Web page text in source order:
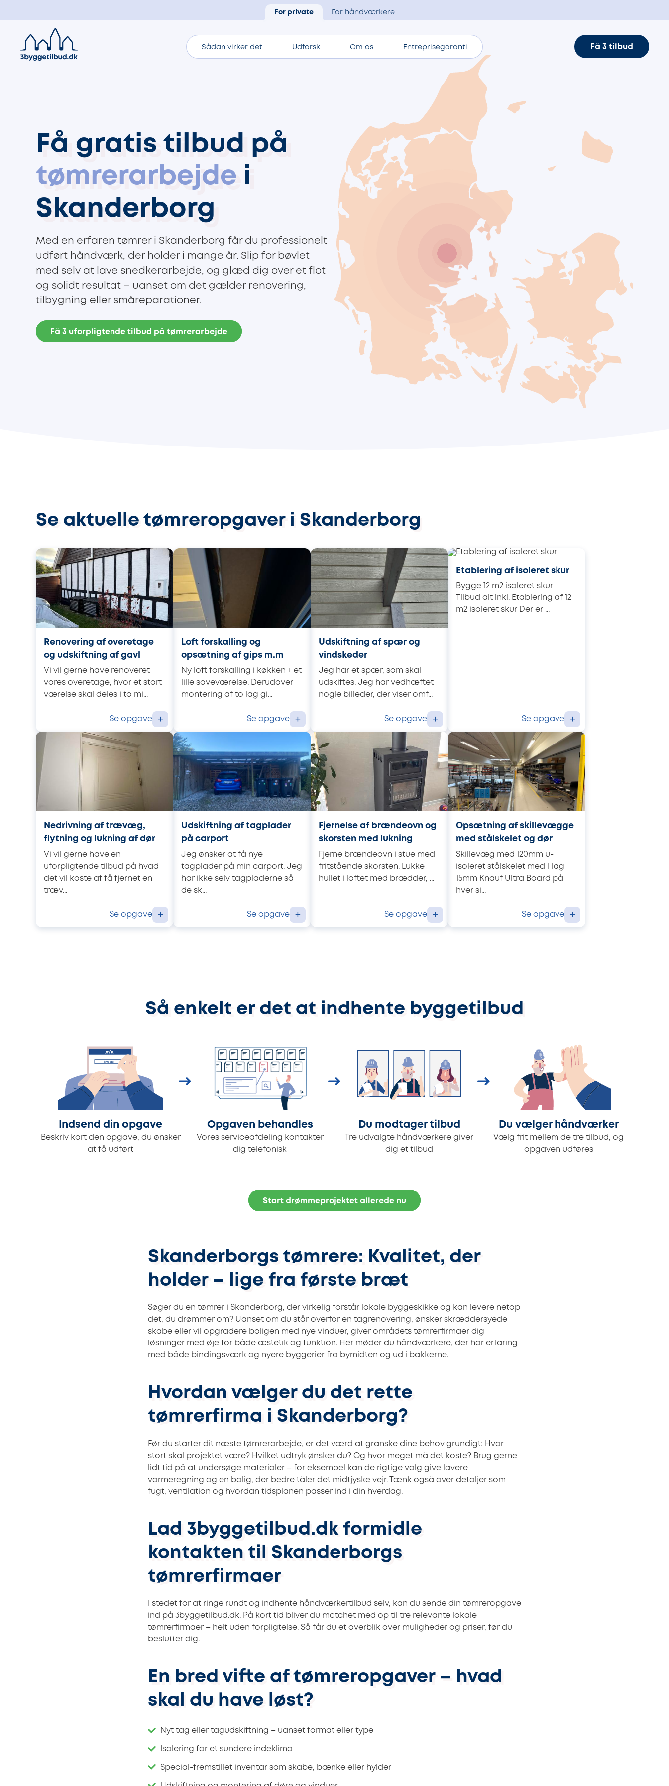
For private For håndværkere
Sådan virker det Udforsk Om os Entreprisegaranti Få 3 tilbud
Få gratis tilbud på
tømrerarbejde i
Skanderborg
Med en erfaren tømrer i Skanderborg får du professionelt
udført håndværk, der holder i mange år. Slip for bøvlet
med selv at lave snedkerarbejde, og glæd dig over et flot
og solidt resultat – uanset om det gælder renovering,
tilbygning eller småreparationer.
Få 3 uforpligtende tilbud på tømrerarbejde
Se aktuelle tømreropgaver i Skanderborg
Renovering af overetage
og udskiftning af gavl
Vi vil gerne have renoveret
vores overetage, hvor et stort
værelse skal deles i to mi...
Se opgave +
Loft forskalling og
opsætning af gips m.m
Ny loft forskalling i køkken + et
lille soveværelse. Derudover
montering af to lag gi...
Se opgave +
Udskiftning af spær og
vindskeder
Jeg har et spær, som skal
udskiftes. Jeg har vedhæftet
nogle billeder, der viser omf...
Se opgave +
Etablering af isoleret skur
Bygge 12 m2 isoleret skur
Tilbud alt inkl. Etablering af 12
m2 isoleret skur Der er ...
Se opgave +
Nedrivning af trævæg,
flytning og lukning af dør
Vi vil gerne have en
uforpligtende tilbud på hvad
det vil koste af få fjernet en
træv...
Se opgave +
Udskiftning af tagplader
på carport
Jeg ønsker at få nye
tagplader på min carport. Jeg
har ikke selv tagpladerne så
de sk...
Se opgave +
Fjernelse af brændeovn og
skorsten med lukning
Fjerne brændeovn i stue med
fritstående skorsten. Lukke
hullet i loftet med brædder, ...
Se opgave +
Opsætning af skillevægge
med stålskelet og dør
Skillevæg med 120mm u-
isoleret stålskelet med 1 lag
15mm Knauf Ultra Board på
hver si...
Se opgave +
Så enkelt er det at indhente byggetilbud
Indsend din opgave
Beskriv kort den opgave, du ønsker
at få udført
Opgaven behandles
Vores serviceafdeling kontakter
dig telefonisk
Du modtager tilbud
Tre udvalgte håndværkere giver
dig et tilbud
Du vælger håndværker
Vælg frit mellem de tre tilbud, og
opgaven udføres
Start drømmeprojektet allerede nu
Skanderborgs tømrere: Kvalitet, der
holder – lige fra første bræt
Søger du en tømrer i Skanderborg, der virkelig forstår lokale byggeskikke og kan levere netop
det, du drømmer om? Uanset om du står overfor en tagrenovering, ønsker skræddersyede
skabe eller vil opgradere boligen med nye vinduer, giver områdets tømrerfirmaer dig
løsninger med øje for både æstetik og funktion. Her møder du håndværkere, der har erfaring
med både bindingsværk og nyere byggerier fra bymidten og ud i bakkerne.
Hvordan vælger du det rette
tømrerfirma i Skanderborg?
Før du starter dit næste tømrerarbejde, er det værd at granske dine behov grundigt: Hvor
stort skal projektet være? Hvilket udtryk ønsker du? Og hvor meget må det koste? Brug gerne
lidt tid på at undersøge materialer – for eksempel kan de rigtige valg give lavere
varmeregning og en bolig, der bedre tåler det midtjyske vejr. Tænk også over detaljer som
fugt, ventilation og hvordan tidsplanen passer ind i din hverdag.
Lad 3byggetilbud.dk formidle
kontakten til Skanderborgs
tømrerfirmaer
I stedet for at ringe rundt og indhente håndværkertilbud selv, kan du sende din tømreropgave
ind på 3byggetilbud.dk. På kort tid bliver du matchet med op til tre relevante lokale
tømrerfirmaer – helt uden forpligtelse. Så får du et overblik over muligheder og priser, før du
beslutter dig.
En bred vifte af tømreropgaver – hvad
skal du have løst?
Nyt tag eller tagudskiftning – uanset format eller type
Isolering for et sundere indeklima
Special-fremstillet inventar som skabe, bænke eller hylder